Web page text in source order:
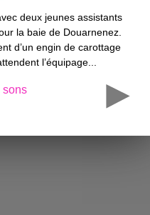
deux jeunes assistants
la baie de Douarnenez.
d’un engin de carottage
l’équipage...
sons